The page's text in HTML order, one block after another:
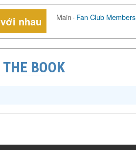
nhau Main · Fan Club Members
BOOK